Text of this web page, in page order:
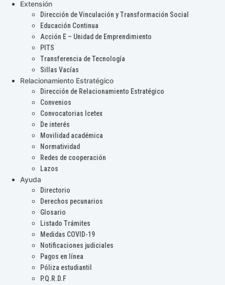
Extensión
Dirección de Vinculación y Transformación Social
Educación Continua
Acción E – Unidad de Emprendimiento
PITS
Transferencia de Tecnología
Sillas Vacías
Relacionamiento Estratégico
Dirección de Relacionamiento Estratégico
Convenios
Convocatorias Icetex
De interés
Movilidad académica
Normatividad
Redes de cooperación
Lazos
Ayuda
Directorio
Derechos pecunarios
Glosario
Listado Trámites
Medidas COVID-19
Notificaciones judiciales
Pagos en línea
Póliza estudiantil
P.Q.R.D.F